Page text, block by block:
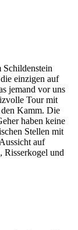
Schildenstein
einzigen auf
jemand vor uns
Tour mit
Kamm. Die
haben keine
Stellen mit
auf
Risserkogel und